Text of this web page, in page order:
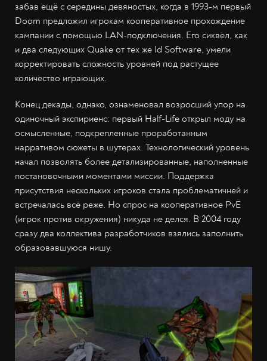
забав ещё с середины девяностых, когда в 1993-м первый
Doom предложил игрокам кооперативное прохождение
кампании с помощью LAN-подключения. Его сиквел, как
и два следующих Quake от тех же Id Software, умели
корректировать сложность уровней под растущее
количество играющих.
Конец декады, однако, ознаменовал возросший упор на
одиночный экспириенс: первый Half-Life открыл моду на
осмысленные, подкрепленные проработанным
нарративом сюжеты в шутерах. Технологический уровень
начал позволять более детализированные, наполненные
постановочными моментами миссии. Поддержка
присутствия нескольких игроков стала проблематичней и
встречалась всё реже. Но спрос на кооперативное PvE
(игрок против окружения) никуда не делся. В 2004 году
сразу два коллектива разработчиков взялись заполнить
образовавшуюся нишу.